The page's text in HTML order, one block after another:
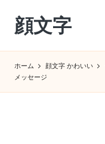
Skip
content
顔文字
ペ
ホーム 顔文字 かわいい
メッセージ